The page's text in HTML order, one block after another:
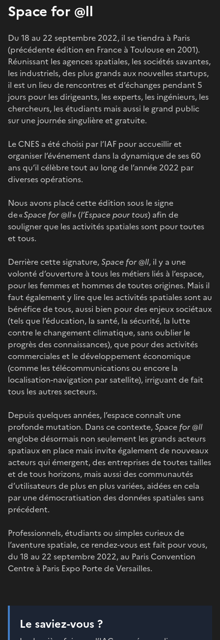
Space for @ll
Du 18 au 22 septembre 2022, il se tiendra à Paris
(précédente édition en France à Toulouse en 2001).
Réunissant les agences spatiales, les sociétés savantes,
les industriels, des plus grands aux nouvelles startups,
il est un lieu de rencontres et d’échanges pendant 5
jours pour les dirigeants, les experts, les ingénieurs, les
chercheurs, les étudiants mais aussi le grand public
sur une journée singulière et gratuite.
Le CNES a été choisi par l’IAF pour accueillir et
organiser l’événement dans la dynamique de ses 60
ans qu’il célèbre tout au long de l’année 2022 par
diverses opérations.
Nous avons placé cette édition sous le signe
de «Space for @ll» (l’Espace pour tous) afin de
souligner que les activités spatiales sont pour toutes
et tous.
Derrière cette signature, Space for @ll, il y a une
volonté d’ouverture à tous les métiers liés à l’espace,
pour les femmes et hommes de toutes origines. Mais il
faut également y lire que les activités spatiales sont au
bénéfice de tous, aussi bien pour des enjeux sociétaux
(tels que l’éducation, la santé, la sécurité, la lutte
contre le changement climatique, sans oublier le
progrès des connaissances), que pour des activités
commerciales et le développement économique
(comme les télécommunications ou encore la
localisation-navigation par satellite), irriguant de fait
tous les autres secteurs.
Depuis quelques années, l’espace connaît une
profonde mutation. Dans ce contexte, Space for @ll
englobe désormais non seulement les grands acteurs
spatiaux en place mais invite également de nouveaux
acteurs qui émergent, des entreprises de toutes tailles
et de tous horizons, mais aussi des communautés
d’utilisateurs de plus en plus variées, aidées en cela
par une démocratisation des données spatiales sans
précédent.
Professionnels, étudiants ou simples curieux de
l’aventure spatiale, ce rendez-vous est fait pour vous,
du 18 au 22 septembre 2022, au Paris Convention
Centre à Paris Expo Porte de Versailles.
Le saviez-vous ?